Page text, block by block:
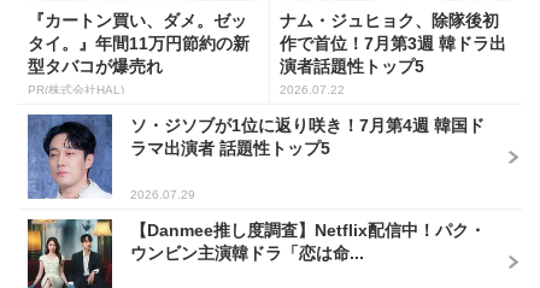
『カートン買い、ダメ。ゼッ
タイ。』年間11万円節約の新
型タバコが爆売れ
PR(株式会社HAL)
ナム・ジュヒョク、除隊後初
作で首位！7月第3週 韓ドラ出
演者話題性トップ5
2026.07.22
ソ・ジソブが1位に返り咲き！7月第4週 韓国ド
ラマ出演者 話題性トップ5
2026.07.29
【Danmee推し度調査】Netflix配信中！パク・
ウンビン主演韓ドラ「恋は命...